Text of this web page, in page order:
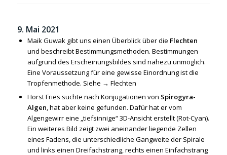
9. Mai 2021
Maik Guwak gibt uns einen Überblick über die Flechten
und beschreibt Bestimmungsmethoden. Bestimmungen
aufgrund des Erscheinungsbildes sind nahezu unmöglich.
Eine Voraussetzung für eine gewisse Einordnung ist die
Tropfenmethode. Siehe → Flechten
Horst Fries suchte nach Konjugationen von Spirogyra-
Algen, hat aber keine gefunden. Dafür hat er vom
Algengewirr eine „tiefsinnige“ 3D-Ansicht erstellt (Rot-Cyan).
Ein weiteres Bild zeigt zwei aneinander liegende Zellen
eines Fadens, die unterschiedliche Gangweite der Spirale
und links einen Dreifachstrang, rechts einen Einfachstrang